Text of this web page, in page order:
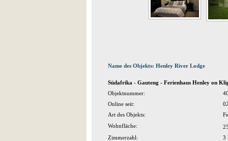
Name des Objekts: Henley River Lodge
Südafrika - Gauteng - Ferienhaus Henley on
Objektnummer:
Online seit:
Art des Objekts:
Wohnfläche:
Zimmerzahl:
3